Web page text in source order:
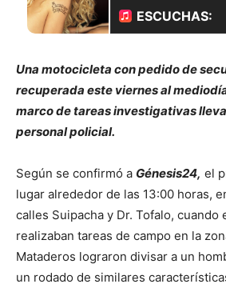
Una motocicleta con pedido de
recuperada este viernes al
marco de tareas investigativas
personal policial.
Según se confirmó a Génesis24, el
lugar alrededor de las 13:00 horas,
calles Suipacha y Dr. Tofalo, cuando
realizaban tareas de campo en la
Mataderos lograron divisar a un
un rodado de similares